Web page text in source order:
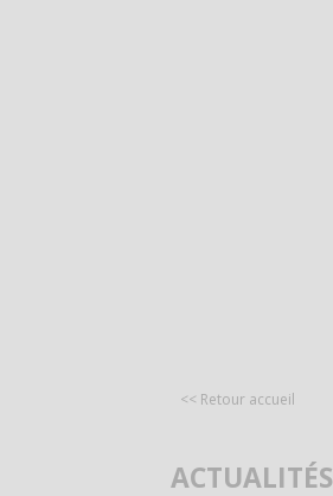
<< Retour accueil
ACTUALITÉS